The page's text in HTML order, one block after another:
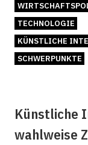
TECHNOLOGIE
KÜNSTLICHE
SCHWERPUNKTE
Künstliche
wahlweise